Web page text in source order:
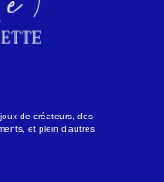
de créateurs, des
et plein d’autres